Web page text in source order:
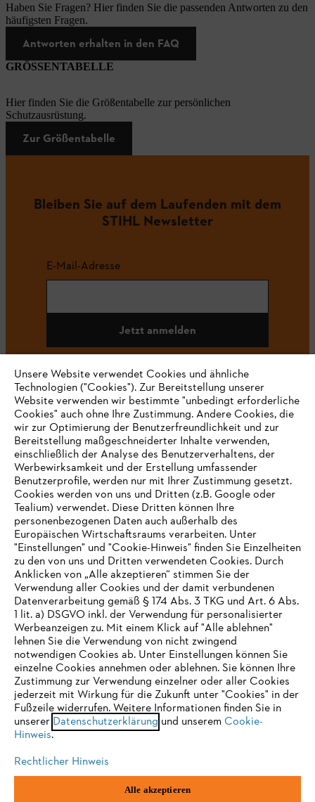
Haben Sie Fragen? Hier finden Sie die passenden Antworten zu den
häufigsten Fragen.
Antworten erhalten in den FAQ
GRÖSSENTABELLE
Hier finden Sie die Größentabelle zur persönlichen
Schutzausrüstung.
Zur Größentabelle
Bleiben Sie auf dem Laufenden mit dem
STIHL Newsletter
E-Mail-Adresse
Jetzt anmelden
#STIHL
Unternehmen
Häufig gestellte Fragen
Service
Datenschutzrichtlinien Impressum Cookies
IHR BROWSER WIRD NICHT
UNTERSTÜTZT
Sie nutzen einen Browser, den wir noch nicht unterstützen. Für
eine optimale Nutzung unserer Seite empfehlen wir Ihnen, zu
einem der folgenden Browser zu wechseln:
Firefox Chrome
Unsere Website verwendet Cookies und ähnliche
Technologien ("Cookies"). Zur Bereitstellung unserer
Website verwenden wir bestimmte "unbedingt erforderliche
Cookies" auch ohne Ihre Zustimmung. Andere Cookies, die
wir zur Optimierung der Benutzerfreundlichkeit und zur
Bereitstellung maßgeschneiderter Inhalte verwenden,
einschließlich der Analyse des Benutzerverhaltens, der
Werbewirksamkeit und der Erstellung umfassender
Benutzerprofile, werden nur mit Ihrer Zustimmung gesetzt.
Cookies werden von uns und Dritten (z.B. Google oder
Tealium) verwendet. Diese Dritten können Ihre
personenbezogenen Daten auch außerhalb des
Europäischen Wirtschaftsraums verarbeiten. Unter
"Einstellungen" und "Cookie-Hinweis" finden Sie Einzelheiten
zu den von uns und Dritten verwendeten Cookies. Durch
Anklicken von „Alle akzeptieren“ stimmen Sie der
Verwendung aller Cookies und der damit verbundenen
Datenverarbeitung gemäß § 174 Abs. 3 TKG und Art. 6 Abs.
1 lit. a) DSGVO inkl. der Verwendung für personalisierter
Werbeanzeigen zu. Mit einem Klick auf "Alle ablehnen"
lehnen Sie die Verwendung von nicht zwingend
notwendigen Cookies ab. Unter Einstellungen können Sie
einzelne Cookies annehmen oder ablehnen. Sie können Ihre
Zustimmung zur Verwendung einzelner oder aller Cookies
jederzeit mit Wirkung für die Zukunft unter "Cookies" in der
Fußzeile widerrufen. Weitere Informationen finden Sie in
unserer Datenschutzerklärung und unserem Cookie-
Hinweis.
Rechtlicher Hinweis
Alle akzeptieren